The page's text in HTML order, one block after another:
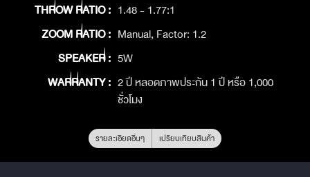
THROW RATIO : 1.48 - 1.77:1
ZOOM RATIO : Manual, Factor: 1.2
SPEAKER : 5W
WARRANTY : 2 ปี หลอดภาพประกัน 1 ปี หรือ 1,000
ชั่วโมง
รายละเอียดอื่นๆ เปรียบเทียบสินค้า